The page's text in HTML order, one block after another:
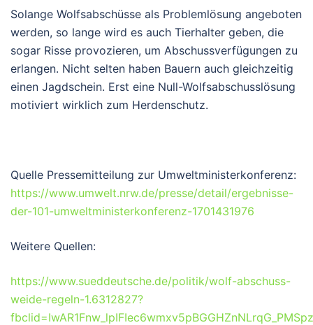
Solange Wolfsabschüsse als Problemlösung angeboten
werden, so lange wird es auch Tierhalter geben, die
sogar Risse provozieren, um Abschussverfügungen zu
erlangen. Nicht selten haben Bauern auch gleichzeitig
einen Jagdschein. Erst eine Null-Wolfsabschusslösung
motiviert wirklich zum Herdenschutz.
Quelle Pressemitteilung zur Umweltministerkonferenz:
https://www.umwelt.nrw.de/presse/detail/ergebnisse-
der-101-umweltministerkonferenz-1701431976
Weitere Quellen:
https://www.sueddeutsche.de/politik/wolf-abschuss-
weide-regeln-1.6312827?